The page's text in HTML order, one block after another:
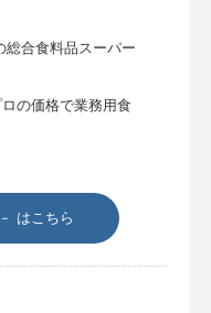
合食料品スーパー
の価格で業務用食
はこちら